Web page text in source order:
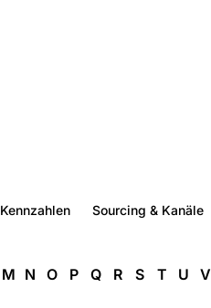
Kennzahlen Sourcing & Kanäle
M N O P Q R S T U V